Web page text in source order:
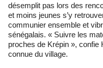
désemplit pas lors des
et moins jeunes s’y
communier ensemble et
sénégalais. « Suivre les
proches de Krépin », confie
connue du village.